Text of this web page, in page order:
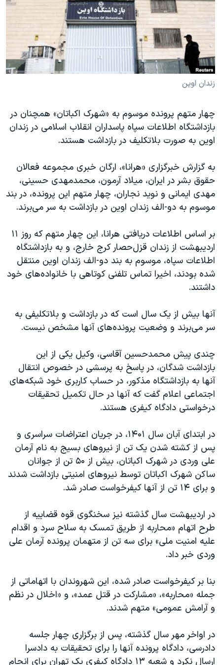
فرهنگ و زندگی
حقوق شهروندی
اقتصادی
علم و فناوری
اسرائیل در جنگ
آرشیو پخش زنده
مستندها
انتخابات ریاست جمهوری آمریکا ۲۰۲۴
حمله جمهوری اسلامی به اسرائیل
رمز مهسا
ورزش زنان در ایران
مجموعه مستندهای دادخواهی
چهل سال گروگان‌گیری
قانون شفافیت دارائی کادر رهبری ایران
اعتراضات مردمی آبان ۹۸
نرگس محمدی برنده جایزه نوبل صلح
همایش محافظه‌کاران آمریکا «سی‌پک»
صفحه‌های ویژه
دنبال کنید
زبانهای مختلف
زندان اوین
چهار متهم پرونده موسوم به «شهرک اکباتان» همچنان در
بازداشتگاه اطلاعات سپاه پاسداران انقلاب اسلامی در زندان
اوین به صورت بلاتکلیف در بازداشت هستند.
به گزارش خبرگزاری «هرانا»، ارگان خبری مجموعه فعالان
حقوق بشر در ایران، میلاد آرمون، محمدمهدی حسینی،
مهدی ایمانی و نوید نجاران، چهار متهم این پرونده، در بند
موسوم به دو-الف زندان اوین در بازداشت به سر می‌برند.
بر اساس اطلاعات دریافتی هرانا، این چهار متهم که روز ۱۱
اردیبهشت از زندان قزل‌حصار کرج خارج، و به بازداشتگاه
اطلاعات سپاه، موسوم به بند دو-الف زندان اوین منتقل
شده بودند، اخیرا تماس تلفنی کوتاهی با خانواده‌های خود
داشتند.
آنها بیش از یک سال است که در بازداشت و بلاتکلیفی به
سر می‌برند و وضعیت پرونده‌های آنها مشخص نیست.
چندی پیش محمدحسین آقاسی، وکیل یکی از این
بازداشت شدگان، در پاسخ به پرسشی در خصوص انتقال
آنها به بازداشتگاه مذکور، در حساب کاربری خود شبکه‌های
اجتماعی اعلام گفت که آنها در حال تکمیل تحقیقات
درخواستی دادگاه کیفری‌ هستند.
در ابتدای آبان سال ۱۴۰۱، در جریان اعتراضات سراسری و
پس از کشته شدن یک تن از نیروهای بسیج به نام آرمان
علی وردی در شهرک اکباتان، بیش از ۵۰ تن از جوانان
ساکن شهرک اکباتان توسط نیروهای امنیتی بازداشت شدند
و برای ۱۴ تن از آنها کیفرخواست صادر شد.
در اردیبهشت سال گذشته نیز سخنگوی قوه قضاییه از
طرح اتهام «محاربه از طریق تمسک به سلاح سرد و اقدام
علیه امنیت ملی» برای سه تن از متهمان پرونده آرمان علی
وردی خبر داد.
بنا بر کیفرخواست صادر شده، این شهروندان با اتهاماتی از
جمله «محاربه»، «مشارکت در قتل عمد»، و «اخلال در نظم
و آرامش عمومی» متهم شدند.
در اواخر مهر سال گذشته، پس از برگزاری چهار جلسه
دادرسی، دادگاه پرونده آنها را برای تحقیقات به دادسرا
ارسال نکرد و شعبه ۱۳ دادگاه کیفری یک تهران برای انجام